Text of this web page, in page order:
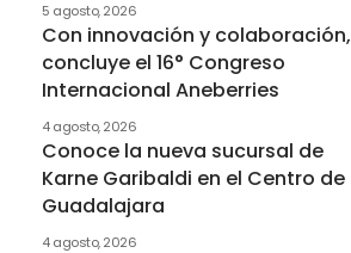
5 agosto, 2026
Con innovación y colaboración,
concluye el 16° Congreso
Internacional Aneberries
4 agosto, 2026
Conoce la nueva sucursal de
Karne Garibaldi en el Centro de
Guadalajara
4 agosto, 2026